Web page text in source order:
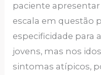
paciente
escala em questão
especificidade para
jovens, mas nos
sintomas atípicos,